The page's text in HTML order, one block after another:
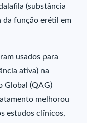
(substância
da função erétil em
usados para
ativa) na
Global (QAG)
melhorou
estudos clínicos,